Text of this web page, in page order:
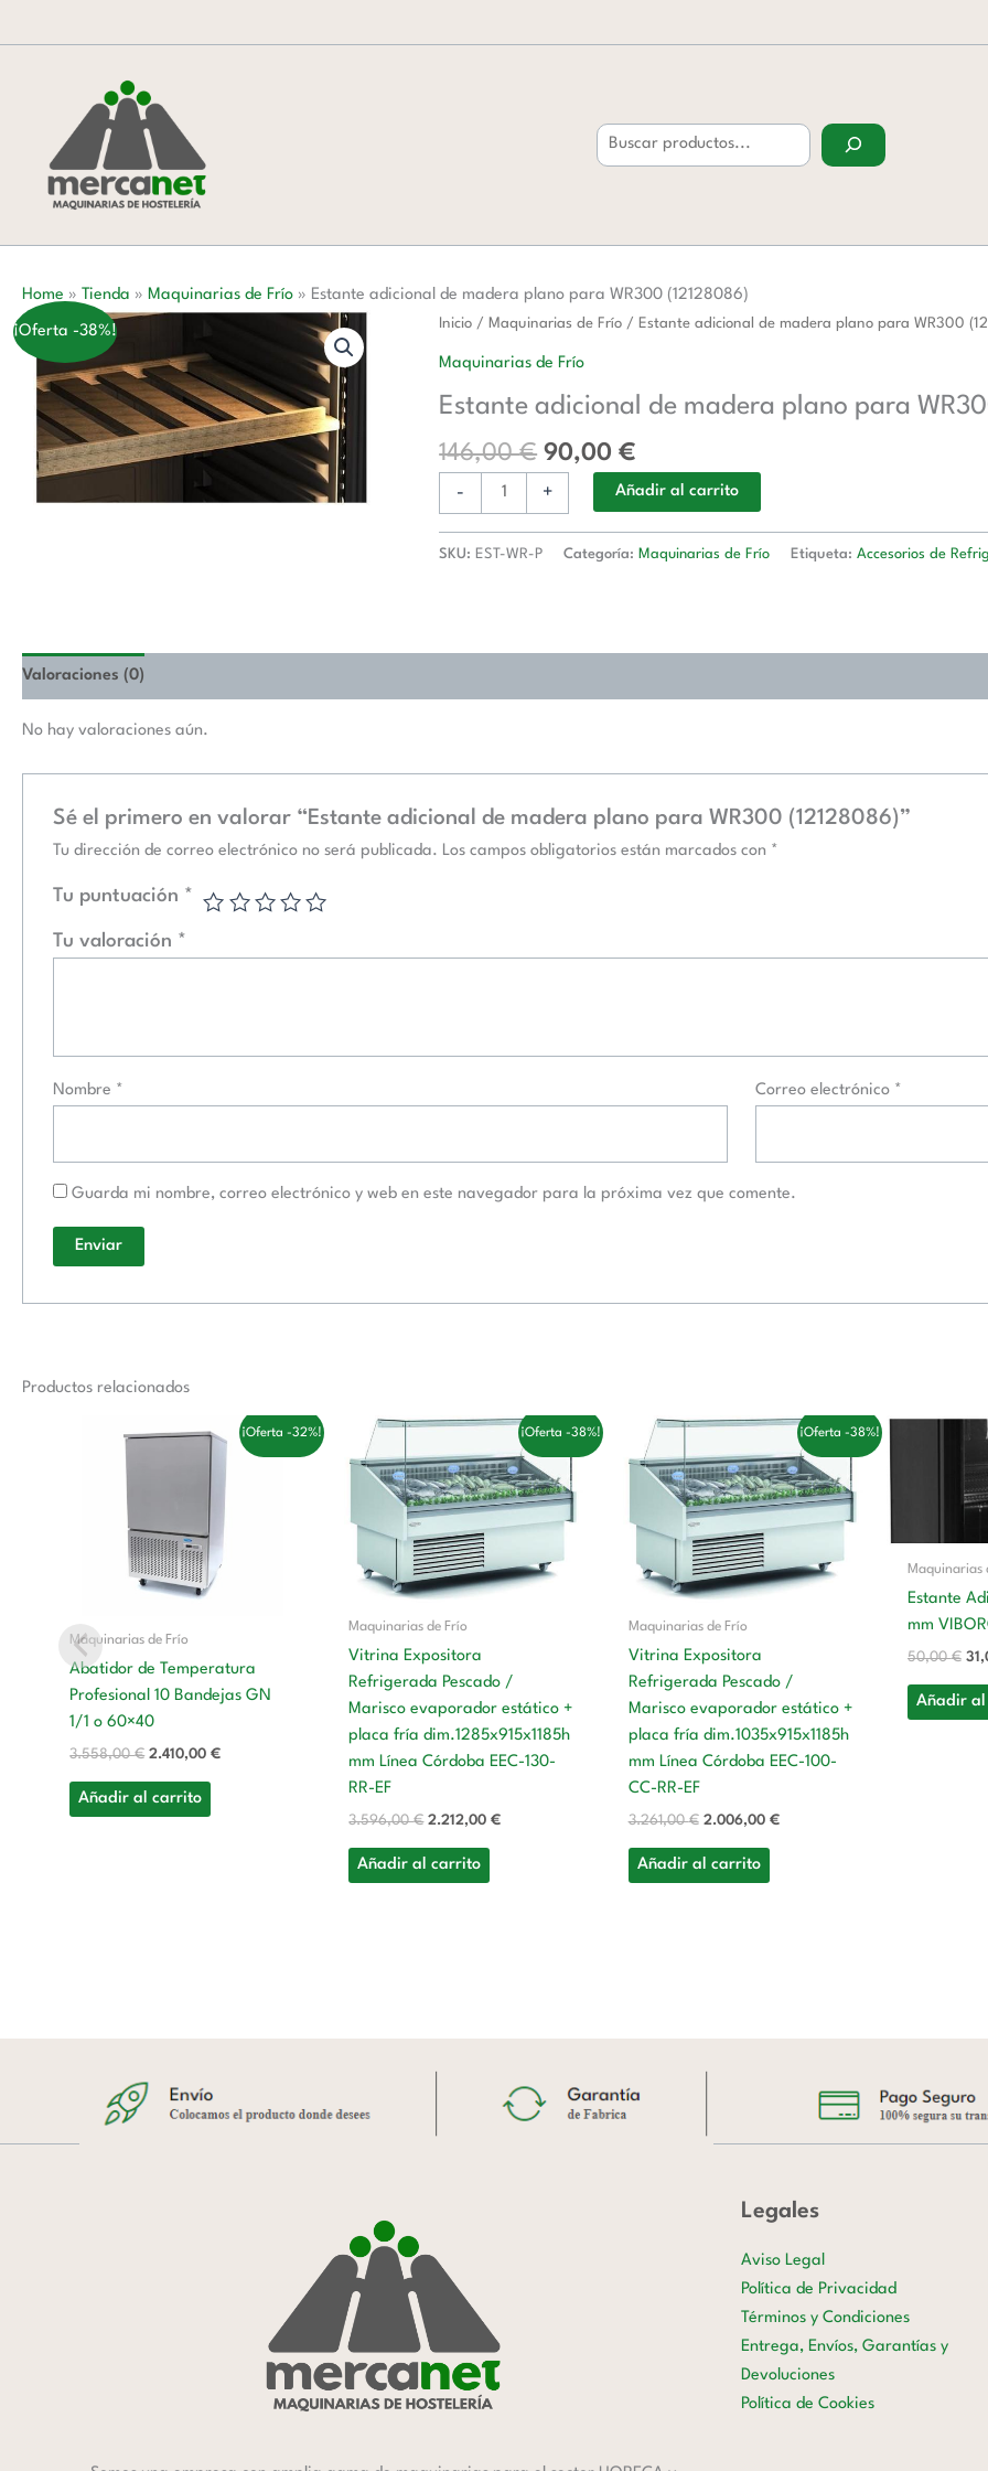
al
Home » Tienda » Maquinarias de Frío » Estante adicional de madera plano para WR300 (12128086)
¡Oferta -38%! Inicio / Maquinarias de Frío / Estante adicional de madera plano para WR300
Maquinarias de Frío
Estante adicional de madera plano para
146,00€
El
precio
era:
146,00 €.
90,00€
El
es:
-
Estante
madera
WR300
cantidad
+ Añadir al carrito
SKU: EST-WR-P Categoría: Maquinarias de Frío Etiqueta:Accesorios de
Valoraciones (0)
No hay valoraciones aún.
Sé el primero en valorar “Estante adicional de madera plano para WR300 (12128086)”
Tu dirección de correo electrónico no será publicada. Los campos obligatorios están marcados con *
Tu puntuación *
Tu valoración *
Nombre * Correo electrónico *
Guarda mi nombre, correo electrónico y web en este navegador para la próxima vez que comente.
Productos relacionados
¡Oferta -32%!
Maquinarias de Frío
Abatidor de Temperatura
Profesional 10 Bandejas GN
1/1 o 60×40
3.558,00€
precio
3.558,00 €.
2.410,00€
precio
Añadir al carrito
¡Oferta -38%!
Maquinarias de Frío
Vitrina Expositora
Refrigerada Pescado /
Marisco evaporador estático +
placa fría dim.1285x915x1185h
mm Línea Córdoba EEC-130-
RR-EF
3.596,00€
El
original
era:
3.596,00 €.
2.212,00€
El
precio
actual
es:
2.212,00 €.
Añadir al carrito
¡Oferta -38%!
Maquinarias de Frío
Vitrina Expositora
Refrigerada Pescado /
Marisco evaporador estático +
placa fría dim.1035x915x1185h
mm Línea Córdoba EEC-100-
CC-RR-EF
3.261,00€
El
original
era:
3.261,00 €.
2.006,00 €
El
precio
actual
es:
2.006,00 €.
Añadir al carrito
Maquinarias
Estante
mm
50,00€
El
Añadir
Legales
Aviso Legal
Política de Privacidad
Términos y Condiciones
Entrega, Envíos, Garantías y
Devoluciones
Política de Cookies